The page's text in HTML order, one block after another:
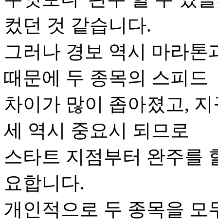
컸던 것 같습니다.
그러나 경보 역시 마라톤
때문에 두 종목의 스피드
차이가 많이 좁아졌고,
세 역시 중요시 되므로
스타트 지점부터 완주를
요합니다.
개인적으로 두 종목을 모